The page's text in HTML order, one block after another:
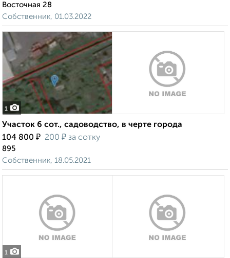
Восточная 28
Собственник, 01.03.2022
1
Участок 6 сот., садоводство, в черте города
104 800 ₽ 200 ₽ за сотку
895
Собственник, 18.05.2021
1